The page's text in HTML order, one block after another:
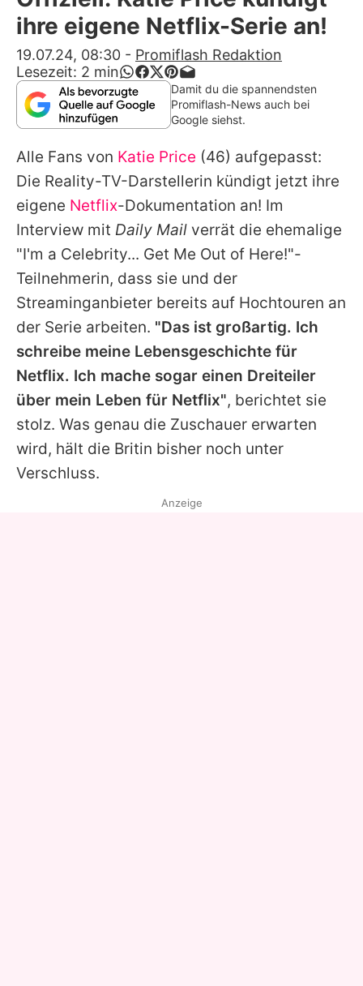
Alle Themen auf Promiflash
App runterladen
Team
Redaktionelle Richtlinien
Impressum
Nutzungsbedingungen
Utiq verwalten
ihre eigene Netflix-Serie an!
19.07.24, 08:30 - Promiflash Redaktion
Lesezeit: 2 min
Damit du die spannendsten
Promiflash-News auch bei
Google siehst.
Alle Fans von Katie Price (46) aufgepasst:
Die Reality-TV-Darstellerin kündigt jetzt ihre
eigene Netflix-Dokumentation an! Im
Interview mit Daily Mail verrät die ehemalige
"I'm a Celebrity... Get Me Out of Here!"-
Teilnehmerin, dass sie und der
Streaminganbieter bereits auf Hochtouren an
der Serie arbeiten. "Das ist großartig. Ich
schreibe meine Lebensgeschichte für
Netflix. Ich mache sogar einen Dreiteiler
über mein Leben für Netflix", berichtet sie
stolz. Was genau die Zuschauer erwarten
wird, hält die Britin bisher noch unter
Verschluss.
Anzeige